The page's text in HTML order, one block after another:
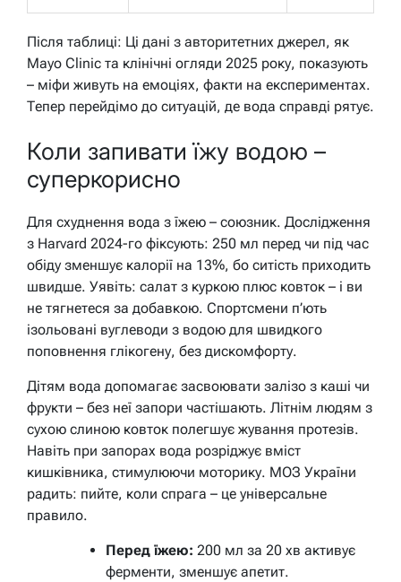
Після таблиці: Ці дані з авторитетних джерел, як
Mayo Clinic та клінічні огляди 2025 року, показують
– міфи живуть на емоціях, факти на експериментах.
Тепер перейдімо до ситуацій, де вода справді рятує.
Коли запивати їжу водою –
суперкорисно
Для схуднення вода з їжею – союзник. Дослідження
з Harvard 2024-го фіксують: 250 мл перед чи під час
обіду зменшує калорії на 13%, бо ситість приходить
швидше. Уявіть: салат з куркою плюс ковток – і ви
не тягнетеся за добавкою. Спортсмени п’ють
ізольовані вуглеводи з водою для швидкого
поповнення глікогену, без дискомфорту.
Дітям вода допомагає засвоювати залізо з каші чи
фрукти – без неї запори частішають. Літнім людям з
сухою слиною ковток полегшує жування протезів.
Навіть при запорах вода розріджує вміст
кишківника, стимулюючи моторику. МОЗ України
радить: пийте, коли спрага – це універсальне
правило.
Перед їжею: 200 мл за 20 хв активує
ферменти, зменшує апетит.